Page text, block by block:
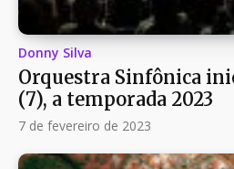
Donny Silva
Orquestra Sinfônica
(7), a temporada 2023
7 de fevereiro de 2023